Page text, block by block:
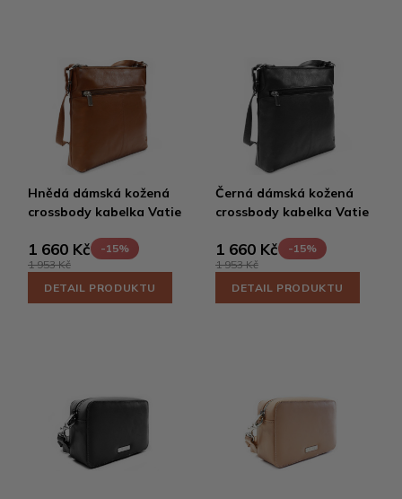
Hnědá dámská kožená
crossbody kabelka Vatie
1 660 Kč
-15%
1 953 Kč
DETAIL PRODUKTU
Černá dámská kožená
crossbody kabelka Vatie
1 660 Kč
-15%
1 953 Kč
DETAIL PRODUKTU